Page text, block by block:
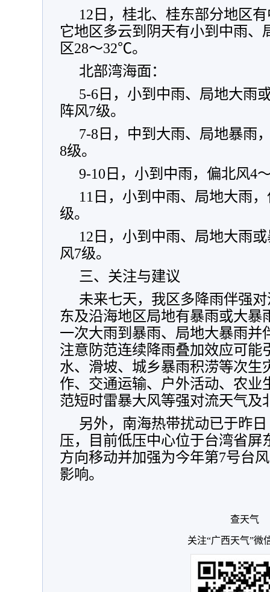
12日，桂北、桂东部分地区
它地区多云到阴天有小到中雨、
区28～32℃。
北部湾海面：
5-6日，小到中雨、局地大雨
阵风7级。
7-8日，中到大雨、局地暴雨
8级。
9-10日，小到中雨，偏北风4
11日，小到中雨、局地大雨
级。
12日，小到中雨、局地大雨
风7级。
三、关注与建议
未来七天，我区多降雨伴强
东及沿海地区局地有暴雨或大暴
一次大雨到暴雨、局地大暴雨并
注意防范连续降雨叠加效应可能
水、滑坡、城乡暴雨积涝等次生
作、交通运输、户外活动、农业
范短时雷暴大风等强对流天气及
另外，南海热带扰动已于昨
压，目前低压中心位于台湾省屏
方向移动并加强为今年第7号台
影响。
查天气
关注“广西天气”微